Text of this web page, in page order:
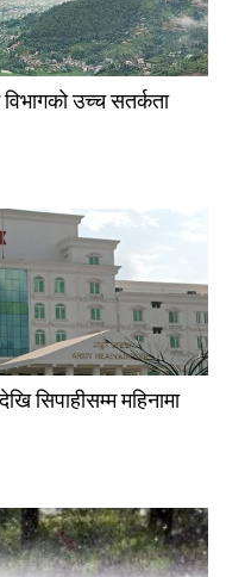
उच्च सतर्कता
सिपाहीसम्म महिनामा